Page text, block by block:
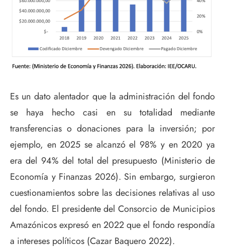
Es un dato alentador que la administración del fondo
se haya hecho casi en su totalidad mediante
transferencias o donaciones para la inversión; por
ejemplo, en 2025 se alcanzó el 98% y en 2020 ya
era del 94% del total del presupuesto (Ministerio de
Economía y Finanzas 2026). Sin embargo, surgieron
cuestionamientos sobre las decisiones relativas al uso
del fondo. El presidente del Consorcio de Municipios
Amazónicos expresó en 2022 que el fondo respondía
a intereses políticos (Cazar Baquero 2022).